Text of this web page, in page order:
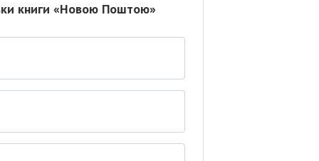
книги «Новою Поштою»